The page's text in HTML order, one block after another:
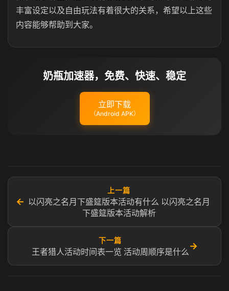
丰富设定以及自由玩法有着很大的关系，希望以上这些
内容能够帮助到大家。
奶瓶加速器，免费、快速、稳定
立即下载
（Android APK）
←
上一篇
以闪亮之名月下盛筵版本活动有什么 以闪亮之名月
下盛筵版本活动解析
下一篇
王者猎人活动时间表一览 活动周顺序是什么
→